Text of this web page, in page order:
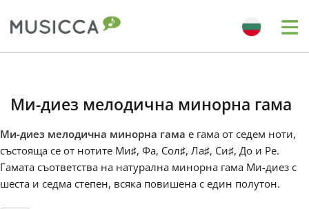
Български
Mи-диез мелодична минорна гама
Mи-диез мелодична минорна гама е гама от седем ноти,
състояща се от нотите Ми♯, Фа, Сол♯, Ла♯, Си♯, До и Ре.
Гамата съответства на натурална минорна гама Mи-диез с
шеста и седма степен, всяка повишена с един полутон.